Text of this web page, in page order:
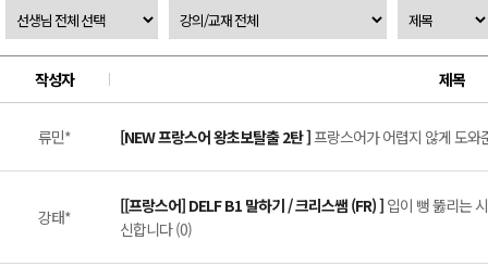
작성자 제목
류민* [NEW 프랑스어 왕초보탈출 2탄 ]프랑스어가 어렵지 않게 도와
강태*
[[프랑스어] DELF B1 말하기 / 크리스쌤 (FR) ] 입이 뻥 뚫리는
신합니다 (0)